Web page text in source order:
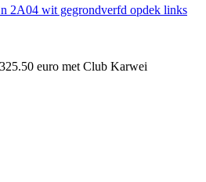
2A04 wit gegrondverfd opdek links
euro met Club Karwei